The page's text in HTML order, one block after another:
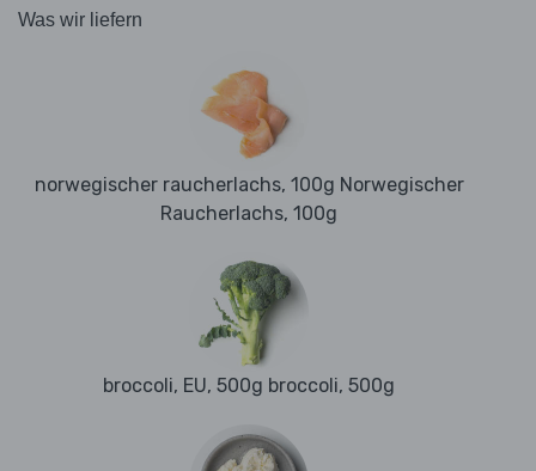
Was wir liefern
norwegischer raucherlachs, 100g Norwegischer
Raucherlachs, 100g
broccoli, EU, 500g broccoli, 500g